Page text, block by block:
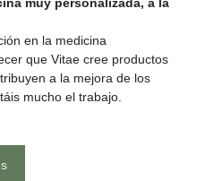
en la medicina
que Vitae cree productos
a la mejora de los
mucho el trabajo.